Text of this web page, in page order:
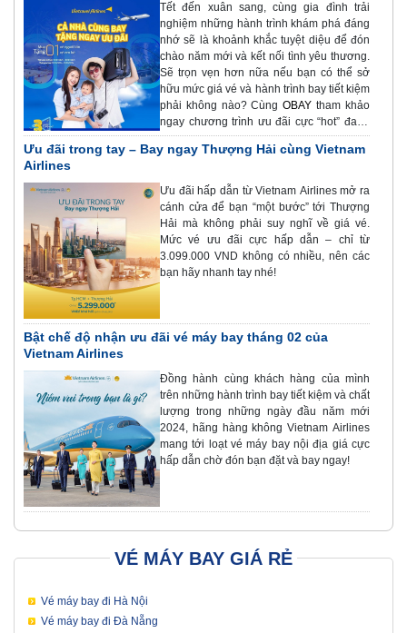
Tết đến xuân sang, cùng gia đình trải
nghiệm những hành trình khám phá đáng
nhớ sẽ là khoảnh khắc tuyệt diệu để đón
chào năm mới và kết nối tình yêu thương.
Sẽ trọn vẹn hơn nữa nếu bạn có thể sở
hữu mức giá vé và hành trình bay tiết kiệm
phải không nào? Cùng OBAY tham khảo
ngay chương trình ưu đãi cực “hot” đang
được Vietravel Airlines triển khai nhé.
Ưu đãi trong tay – Bay ngay Thượng Hải cùng Vietnam
Airlines
Ưu đãi hấp dẫn từ Vietnam Airlines mở ra
cánh cửa để bạn “một bước” tới Thượng
Hải mà không phải suy nghĩ về giá vé.
Mức vé ưu đãi cực hấp dẫn – chỉ từ
3.099.000 VND không có nhiều, nên các
bạn hãy nhanh tay nhé!
Bật chế độ nhận ưu đãi vé máy bay tháng 02 của
Vietnam Airlines
Đồng hành cùng khách hàng của mình
trên những hành trình bay tiết kiệm và chất
lượng trong những ngày đầu năm mới
2024, hãng hàng không Vietnam Airlines
mang tới loạt vé máy bay nội địa giá cực
hấp dẫn chờ đón bạn đặt và bay ngay!
VÉ MÁY BAY GIÁ RẺ
Vé máy bay đi Hà Nội
Vé máy bay đi Đà Nẵng